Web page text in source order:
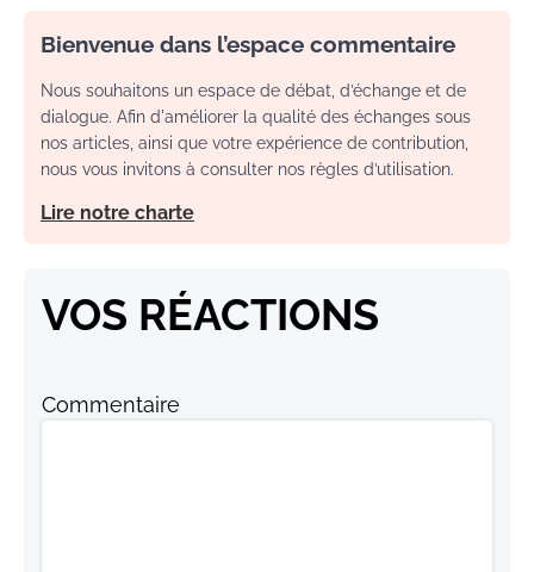
Bienvenue dans l’espace commentaire
Nous souhaitons un espace de débat, d’échange et de
dialogue. Afin d'améliorer la qualité des échanges sous
nos articles, ainsi que votre expérience de contribution,
nous vous invitons à consulter nos règles d’utilisation.
Lire notre charte
VOS RÉACTIONS
Commentaire